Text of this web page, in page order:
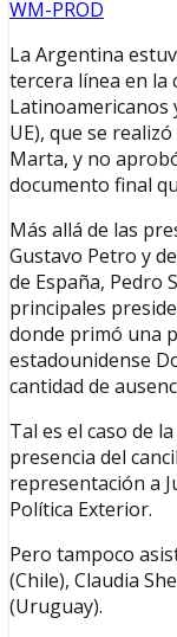
WM-PROD
La Argentina
tercera línea en la
Latinoamericanos
UE), que se
Marta, y no
documento final
Más allá de las
Gustavo Petro y
de España, Pedro
principales
donde primó una
estadounidense
cantidad de
Tal es el caso de
presencia del
representación a
Política Exterior.
Pero tampoco
(Chile), Claudia
(Uruguay).